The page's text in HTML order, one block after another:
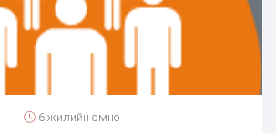
6 жилийн өмнө